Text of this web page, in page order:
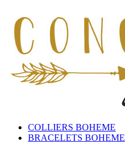
COLLIERS BOHEME
BRACELETS BOHEME